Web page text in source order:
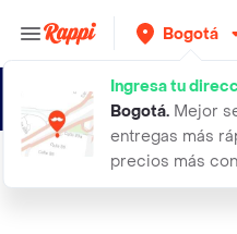
Bogotá
Ingresa tu
Bogotá. Mejor
entregas más
precios más
asi si el camino y el